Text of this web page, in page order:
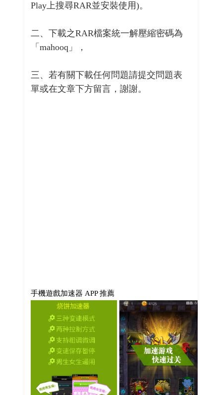
Play上搜尋RAR並安裝使用)。
二、下載之RAR檔案統一解壓縮密碼為
「mahooq」，
三、若有關下載任何問題請提交問題表
單或在文章下方留言，謝謝。
手機遊戲加速器 APP 推薦